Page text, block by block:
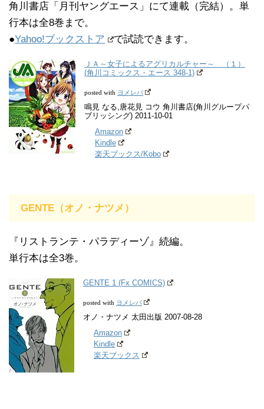
角川書店「月刊ヤングエース」にて連載（完結）。単
行本は全8巻まで。
●Yahoo!ブックストア で試読できます。
ＪＡ～女子によるアグリカルチャー～ （１）
(角川コミックス・エース 348-1)
posted with ヨメレバ
鳴見 なる,唐花見 コウ 角川書店(角川グループパ
ブリッシング) 2011-10-01
Amazon
Kindle
楽天ブックス/Kobo
GENTE（オノ・ナツメ）
『リストランテ・パラディーゾ』続編。
単行本は全3巻。
GENTE 1 (Fx COMICS)
posted with ヨメレバ
オノ・ナツメ 太田出版 2007-08-28
Amazon
Kindle
楽天ブックス